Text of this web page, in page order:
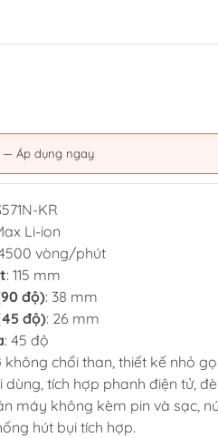
— Áp dụng ngay
KR
Li-ion
vòng/phút
: 115 mm
độ): 38 mm
độ): 26 mm
: 45 độ
không chổi than, thiết kế nhỏ
tích hợp phanh điện tử,
máy không kèm pin và sạc,
hút bụi tích hợp.